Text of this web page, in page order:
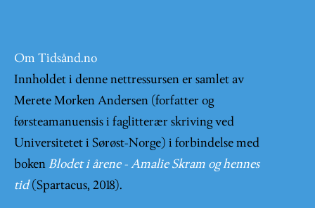
Om Tidsånd.no
Innholdet i denne nettressursen er samlet av
Merete Morken Andersen (forfatter og
førsteamanuensis i faglitterær skriving ved
Universitetet i Sørøst-Norge) i forbindelse med
boken Blodet i årene - Amalie Skram og hennes
tid (Spartacus, 2018).